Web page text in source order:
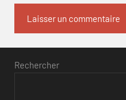
Rechercher